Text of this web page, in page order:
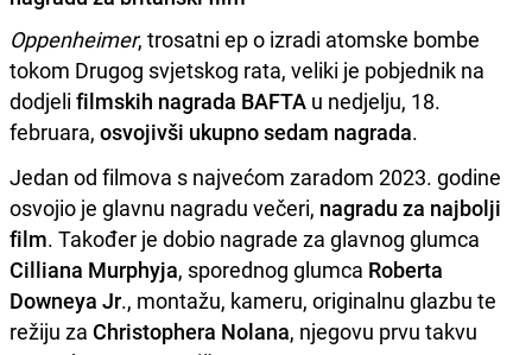
Oppenheimer, trosatni ep o izradi atomske bombe
tokom Drugog svjetskog rata, veliki je pobjednik na
dodjeli filmskih nagrada BAFTA u nedjelju, 18.
februara, osvojivši ukupno sedam nagrada.
Jedan od filmova s najvećom zaradom 2023. godine
osvojio je glavnu nagradu večeri, nagradu za najbolji
film. Također je dobio nagrade za glavnog glumca
Cilliana Murphyja, sporednog glumca Roberta
Downeya Jr., montažu, kameru, originalnu glazbu te
režiju za Christophera Nolana, njegovu prvu takvu